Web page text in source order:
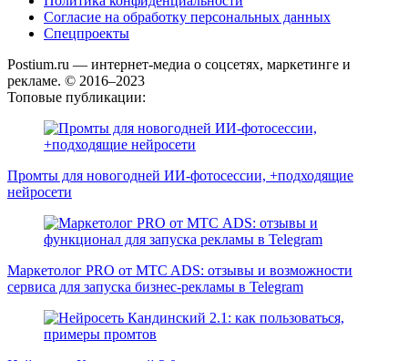
Согласие на обработку персональных данных
Спецпроекты
Postium.ru — интернет-медиа о соцсетях, маркетинге и
рекламе. © 2016–2023
Топовые публикации:
Промты для новогодней ИИ-фотосессии, +подходящие
нейросети
Маркетолог PRO от MTC ADS: отзывы и возможности
сервиса для запуска бизнес-рекламы в Telegram